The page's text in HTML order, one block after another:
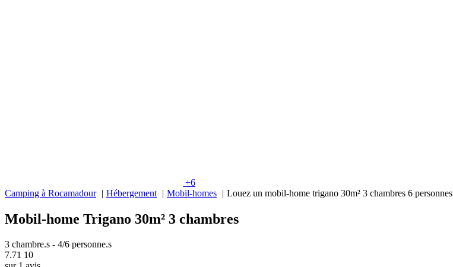
+6
Camping à Rocamadour
Hébergement Mobil-homes Louez un mobil-home trigano 30m² 3 chambres 6 personnes
Mobil-home Trigano 30m² 3 chambres
3 chambre.s - 4/6 personne.s
7.71 10